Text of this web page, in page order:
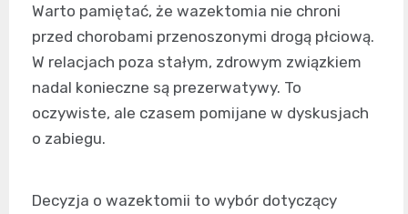
Warto pamiętać, że wazektomia nie chroni
przed chorobami przenoszonymi drogą płciową.
W relacjach poza stałym, zdrowym związkiem
nadal konieczne są prezerwatywy. To
oczywiste, ale czasem pomijane w dyskusjach
o zabiegu.
Decyzja o wazektomii to wybór dotyczący